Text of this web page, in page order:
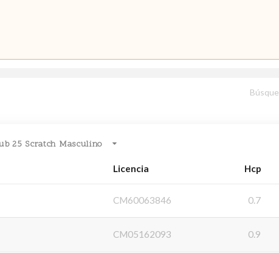
25 Scratch Masculino
Licencia Hcp
CM60063846 0.7
CM05162093 0.9